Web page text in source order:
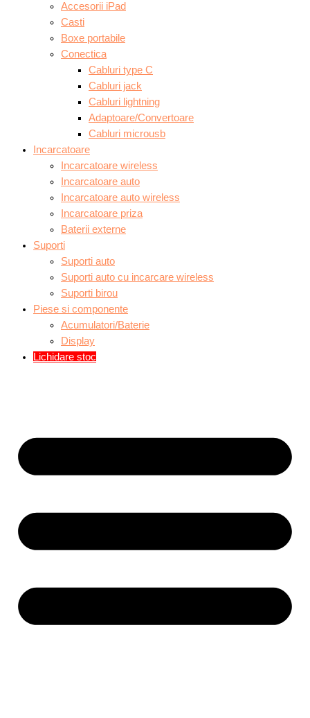
Accesorii iPad
Casti
Boxe portabile
Conectica
Cabluri type C
Cabluri jack
Cabluri lightning
Adaptoare/Convertoare
Cabluri microusb
Incarcatoare
Incarcatoare wireless
Incarcatoare auto
Incarcatoare auto wireless
Incarcatoare priza
Baterii externe
Suporti
Suporti auto
Suporti auto cu incarcare wireless
Suporti birou
Piese si componente
Acumulatori/Baterie
Display
Lichidare stoc